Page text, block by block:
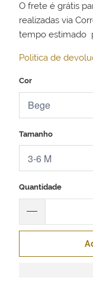
O frete é grátis
realizadas via
tempo estimado
Politica de
Cor
Tamanho
Quantidade